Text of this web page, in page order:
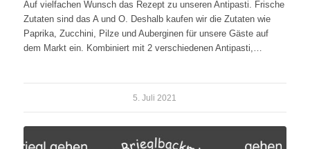
Auf vielfachen Wunsch das Rezept zu unseren Antipasti. Frische
Zutaten sind das A und O. Deshalb kaufen wir die Zutaten wie
Paprika, Zucchini, Pilze und Auberginen für unsere Gäste auf
dem Markt ein. Kombiniert mit 2 verschiedenen Antipasti,…
5. Juli 2021